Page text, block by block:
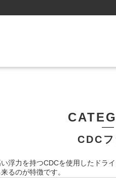
CDCフ
浮力を持つCDCを使用したドラ
るのが特徴です。